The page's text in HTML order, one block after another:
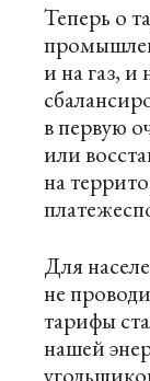
Теперь о
и на газ, и
в первую
или
на
Для
не
тарифы
нашей